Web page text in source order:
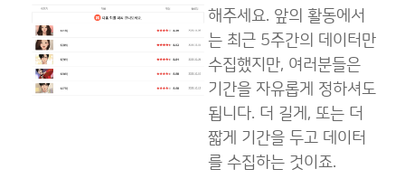
해주세요. 앞의 활동에서
는 최근 5주간의 데이터만
수집했지만, 여러분들은
기간을 자유롭게 정하셔도
됩니다. 더 길게, 또는 더
짧게 기간을 두고 데이터
를 수집하는 것이죠.